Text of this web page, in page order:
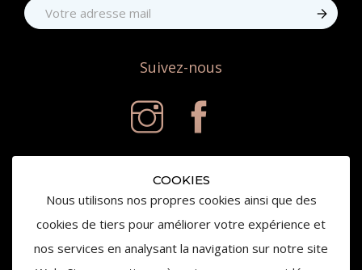
COOKIES
Nous utilisons nos propres cookies ainsi que des
cookies de tiers pour améliorer votre expérience et
nos services en analysant la navigation sur notre site
Suivez-nous
© 2020 Château de la Gaude - Tous droits réservés